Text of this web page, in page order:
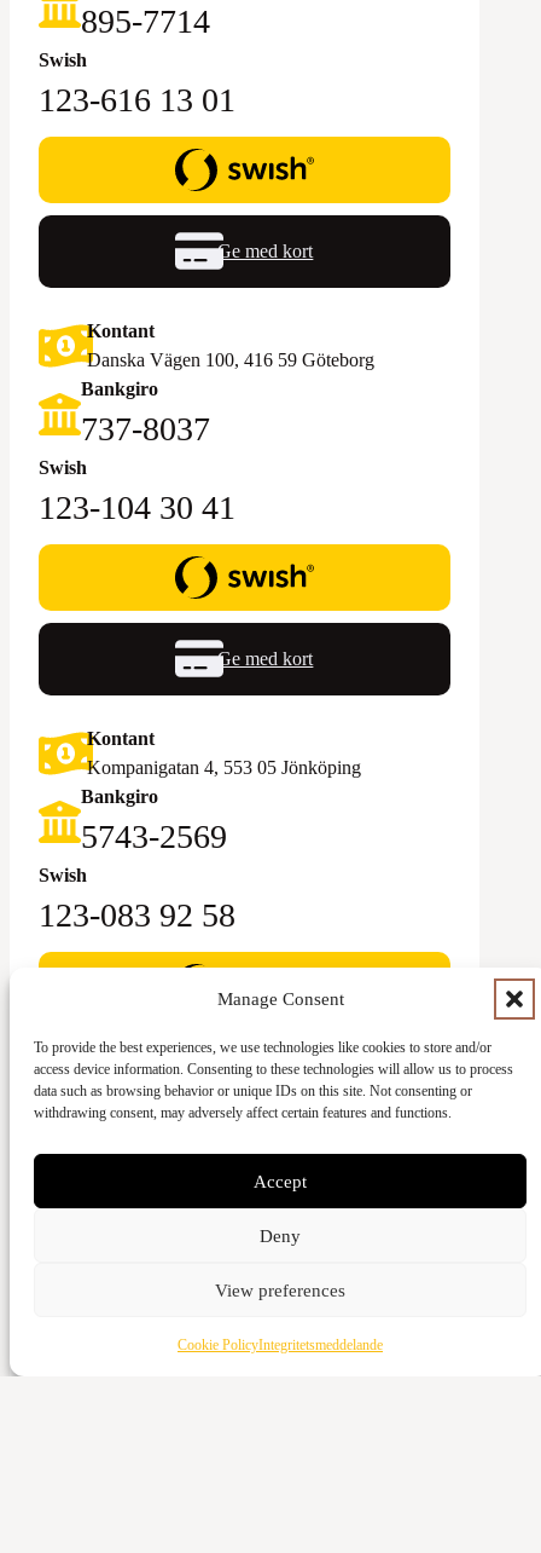
Manage Consent
To provide the best experiences, we use technologies like cookies to store and/or
access device information. Consenting to these technologies will allow us to process
data such as browsing behavior or unique IDs on this site. Not consenting or
withdrawing consent, may adversely affect certain features and functions.
Accept
Deny
View preferences
Cookie PolicyIntegritetsmeddelande
895-7714‬
Swish
123-616 13 01
Ge med kort
Kontant
Danska Vägen 100, 416 59 Göteborg
Bankgiro
‪737-8037‬
Swish
123-104 30 41
Ge med kort
Kontant
Kompanigatan 4, 553 05 Jönköping
Bankgiro
5743-2569‬
Swish
123-083 92 58
Ge med kort
Vattenverksvägen 44, 212 21 Malmö
Bankgiro